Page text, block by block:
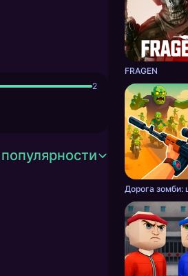
2
FRAGEN